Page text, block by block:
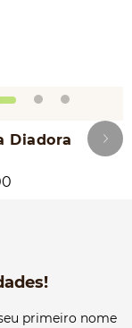
Diadora
primeiro nome